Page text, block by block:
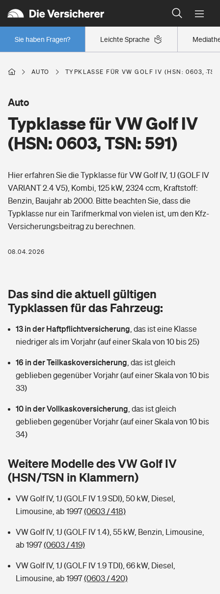
Leichte Sprache
Sie haben Fragen?
Wer versichert was: Jetzt Versicherer finden
Regionalklassen: So ist Ihre Region eingestuft
Wer versichert was: Jetzt Versicherer finden
Berufsunfähigkeitsversicherung
Erwerbsunfähigkeitsversicherung
Grundfähigkeitsversicherung
Arbeitsrechtsschutz
Berufshaftpflichtversicherung
Zur Übersicht
Tools
Wer versichert was: Jetzt Versicherer finden
Sie haben Fragen?
Wohnen
Elementarversicherung
Glasversicherung
Mietkautionsversicherung
Restkreditversicherung
Tools
Hochwasser-Check: Wie gefährdet ist Ihr Haus?
Sie haben Fragen?
Freizeit
Pri­vate Haft­pflicht­
Kinderunfall­ver­si­che­rung
Kinderinvalidität
Reiseversicherung
Hundehalter-Haftpflicht
Handyversicherung
Private Cyberversicherung
Zur Übersicht
Kinderunfall-Check: Mehr Sicherheit für deine Kids
Gesundheit
Private Krankenversicherung
Dread-Disease-Versicherung
Tierkrankenversicherung
Tools
Wer versichert was: Jetzt Versicherer finden
Rentenrechner: Wie viel Geld bekomme ich im Alter?
AUTO TYPKLASSE FÜR VW GOLF IV (HSN: 0603,
Typklasse für VW Golf IV
(HSN: 0603, TSN: 591)
Auto
Hier erfahren Sie die Typklasse für VW Golf IV, 1J (GOLF IV
VARIANT 2.4 V5), Kombi, 125 kW, 2324 ccm, Kraftstoff:
Benzin, Baujahr ab 2000. Bitte beachten Sie, dass die
Typklasse nur ein Tarifmerkmal von vielen ist, um den Kfz-
Versicherungsbeitrag zu berechnen.
08.04.2026
Das sind die aktuell gültigen
Typklassen für das Fahrzeug:
13 in der Haftpflichtversicherung das ist eine Klasse
niedriger als im Vorjahr (auf einer Skala von 10 bis 25)
16 in der Teilkaskoversicherung das ist gleich
geblieben gegenüber Vorjahr (auf einer Skala von 10 bis
33)
10 in der Vollkaskoversicherung das ist gleich
geblieben gegenüber Vorjahr (auf einer Skala von 10 bis
34)
Weitere Modelle des VW Golf IV
(HSN/TSN in Klammern)
VW Golf IV, 1J (GOLF IV 1.9 SDI), 50 kW, Diesel,
Limousine, ab 1997(0603 / 418)
VW Golf IV, 1J (GOLF IV 1.4), 55 kW, Benzin, Limousine,
ab 1997(0603 / 419)
VW Golf IV, 1J (GOLF IV 1.9 TDI), 66 kW, Diesel,
Limousine, ab 1997(0603 / 420)